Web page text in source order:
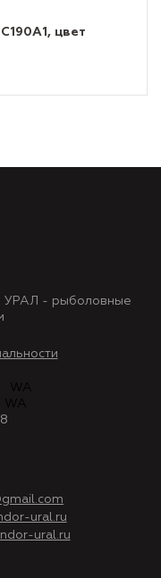
цвет
УРАЛ - рыболовные
WA
WA
ural.ru
ural.ru